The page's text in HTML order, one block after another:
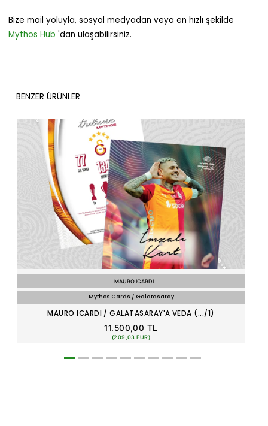
Bize mail yoluyla, sosyal medyadan veya en hızlı şekilde
Mythos Hub 'dan ulaşabilirsiniz.
BENZER ÜRÜNLER
MAURO ICARDI
Mythos Cards / Galatasaray
MAURO ICARDI / GALATASARAY'A VEDA (.../1)
11.500,00 TL
(209,03 EUR)